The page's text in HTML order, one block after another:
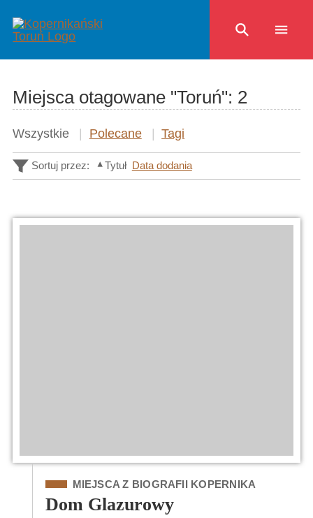
Miejsca otagowane "Toruń": 2
Wszystkie Polecane Tagi
Sortuj przez: Tytuł Data dodania
KategoriaMIEJSCA Z BIOGRAFII KOPERNIKA
Dom Glazurowy